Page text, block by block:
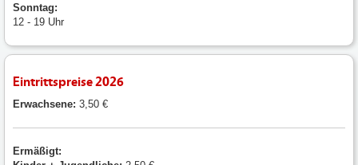
Sonntag:
12 - 19 Uhr
Eintrittspreise 2026
Erwachsene: 3,50 €
Ermäßigt: